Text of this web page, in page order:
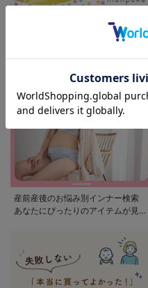
産前産後のお悩み別インナー検索
あなたにぴったりのアイテムが見つ